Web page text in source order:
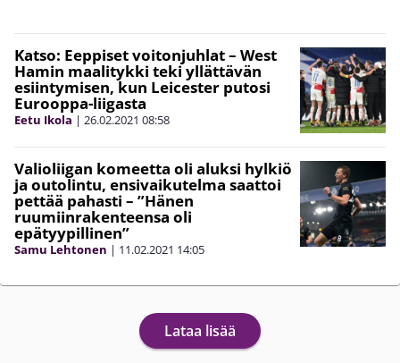
Katso: Eeppiset voitonjuhlat – West
Hamin maalitykki teki yllättävän
esiintymisen, kun Leicester putosi
Eurooppa-liigasta
Eetu Ikola | 26.02.2021 08:58
Valioliigan komeetta oli aluksi hylkiö
ja outolintu, ensivaikutelma saattoi
pettää pahasti – ”Hänen
ruumiinrakenteensa oli
epätyypillinen”
Samu Lehtonen | 11.02.2021 14:05
Lataa lisää